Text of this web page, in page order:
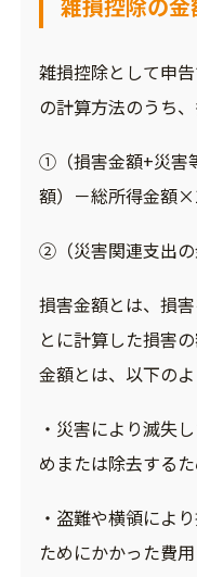
雑損控除として申
の計算方法のうち、
①（損害金額+災害
額）－総所得金額
②（災害関連支出
損害金額とは、損
とに計算した損害
金額とは、以下のよ
・災害により滅失
めまたは除去する
・盗難や横領によ
ためにかかった費用